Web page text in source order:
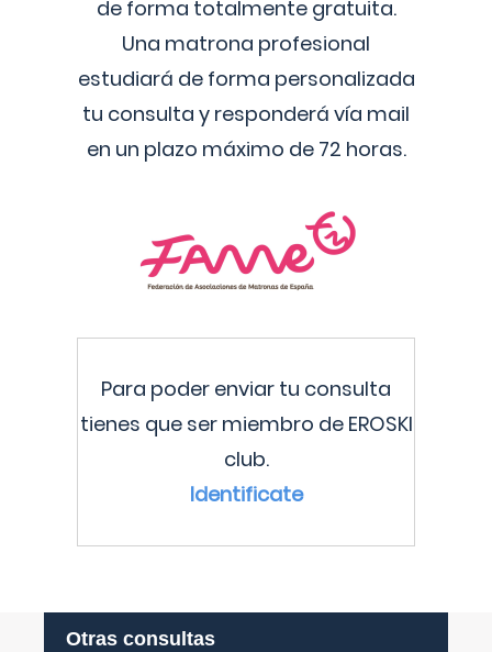
de forma totalmente gratuita.
Una matrona profesional
estudiará de forma personalizada
tu consulta y responderá vía mail
en un plazo máximo de 72 horas.
Para poder enviar tu consulta
tienes que ser miembro de EROSKI
club.
Identificate
Otras consultas